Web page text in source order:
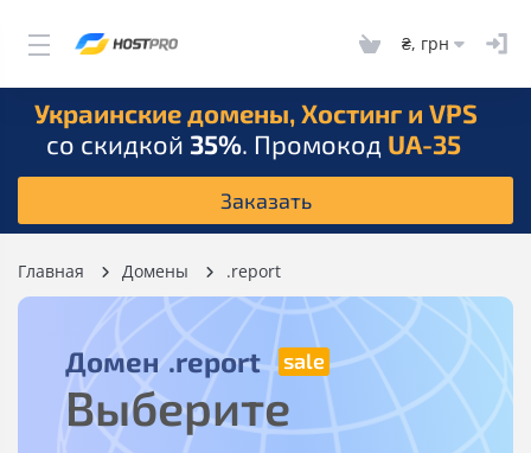
₴, грн
Украинские домены, Хостинг и VPS
со скидкой 35%. Промокод UA-35
Заказать
Главная Домены .report
Домен .report
Выберите